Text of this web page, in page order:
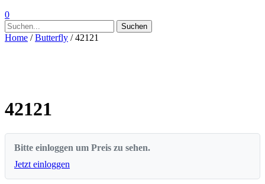
0
Suchen
nach:
Suchen
Home /Butterfly / 42121
42121
Bitte einloggen um Preis zu sehen.
Jetzt einloggen